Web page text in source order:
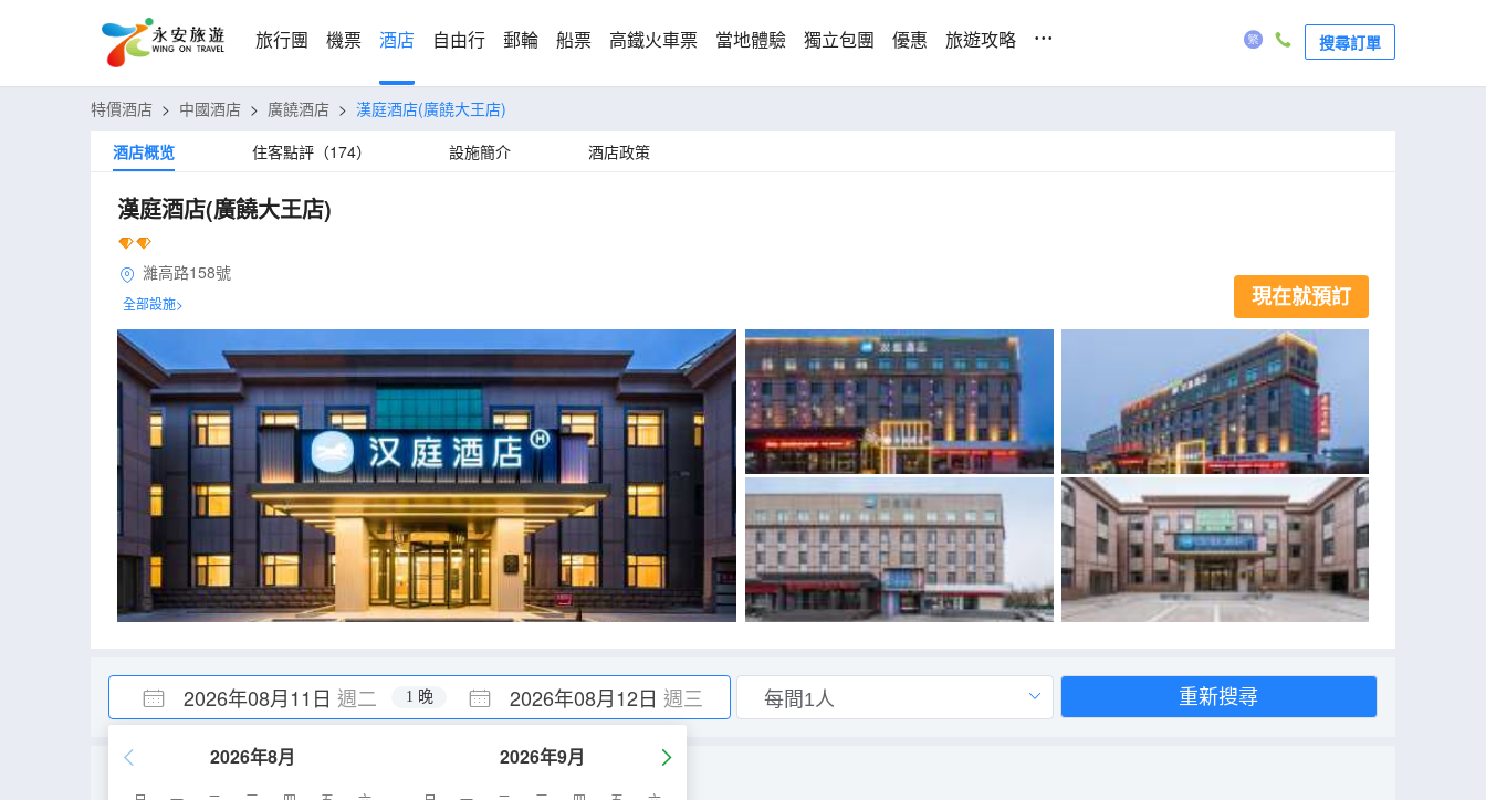
旅行團 機票 酒店 自由行 郵輪 船票 高鐵火車票 當地體驗 獨立包團 優惠 旅遊攻略 ... 搜尋訂單
特價酒店 > 中國酒店 > 廣饒酒店 > 漢庭酒店(廣饒大王店)
酒店概览
住客點評（174） 設施簡介 酒店政策
漢庭酒店(廣饒大王店)
濰高路158號
全部設施> 現在就預訂
2026年08月11日 週二 2026年08月12日 週三
1 晚
2026年8月 2026年9月
重新搜尋
高級大床房（記憶枕+手機投屏）